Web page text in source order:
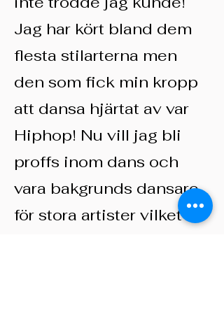
Jag har kört bland dem
flesta stilarterna men
den som fick min kropp
att dansa hjärtat av var
Hiphop! Nu vill jag bli
proffs inom dans och
vara bakgrunds dansare
för stora artister vilket